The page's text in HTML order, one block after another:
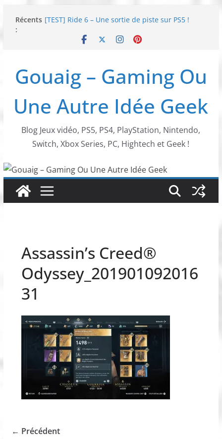
Récents
:
[TEST] Ride 6 – Une sortie de piste sur PS5 !
NEOGEO AES+ : La légende de l’arcade est de
SWITCH 2 : Nouveaux accessoires Turtle Beach X
Gouaig – Gaming Ou
Une Autre Idée Geek
Blog Jeux vidéo, PS5, PS4, PlayStation, Nintendo,
Switch, Xbox Series, PC, Hightech et Geek !
Assassin’s Creed®
Odyssey_201901092016
31
← Précédent